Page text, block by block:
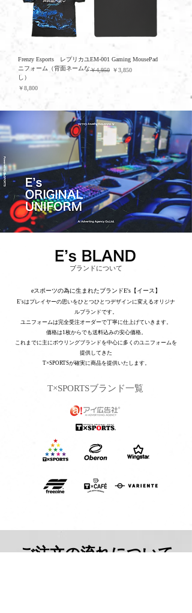
Frenzy Esports レプリカユ
ニフォーム（背面ネームな
し）
価格
￥8,800
EM-001 Gaming MousePad
通常価格
￥4,950 セール価格
￥3,850
ブランドについて
​eスポーツの為に生まれたブランドE's【イース】​​
E'sはプレイヤーの思いをひとつひとつデザインに変えるオリジナ
ルブランドです。
ユニフォームは完全受注オーダーで丁寧に仕上げていきます。
価格は1枚からでも送料込みの安心価格。
これまでに主にボウリングブランドを中心に 多くのユニフォームを​
提供してきた
T×SPORTSが確実に商品を提供いたします。
​T×SPORTSブランド一覧
​ご注文の流れについて